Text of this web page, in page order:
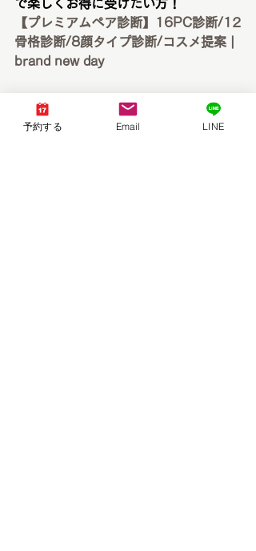
で楽しくお得に受けたい方！
【プレミアムペア診断】16PC診断/12
骨格診断/8顔タイプ診断/コスメ提案 |
brand new day
予約する Email LINE